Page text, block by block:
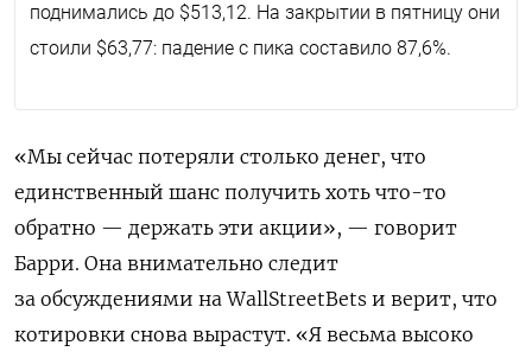
поднимались до $513,12. На закрытии в пятницу они
стоили $63,77: падение с пика составило 87,6%.
«Мы сейчас потеряли столько денег, что
единственный шанс получить хоть что-то
обратно — держать эти акции», — говорит
Барри. Она внимательно следит
за обсуждениями наWallStreetBets и верит, что
котировки снова вырастут. «Я весьма высоко